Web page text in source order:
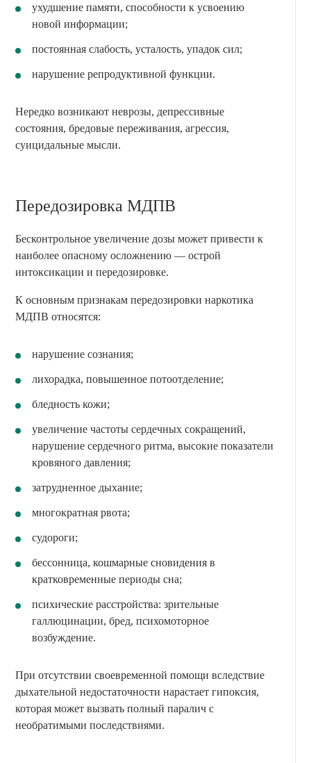
ухудшение памяти, способности к усвоению
новой информации;
постоянная слабость, усталость, упадок сил;
нарушение репродуктивной функции.
Нередко возникают неврозы, депрессивные
состояния, бредовые переживания, агрессия,
суицидальные мысли.
Передозировка МДПВ
Бесконтрольное увеличение дозы может привести к
наиболее опасному осложнению — острой
интоксикации и передозировке.
К основным признакам передозировки наркотика
МДПВ относятся:
нарушение сознания;
лихорадка, повышенное потоотделение;
бледность кожи;
увеличение частоты сердечных сокращений,
нарушение сердечного ритма, высокие показатели
кровяного давления;
затрудненное дыхание;
многократная рвота;
судороги;
бессонница, кошмарные сновидения в
кратковременные периоды сна;
психические расстройства: зрительные
галлюцинации, бред, психомоторное
возбуждение.
При отсутствии своевременной помощи вследствие
дыхательной недостаточности нарастает гипоксия,
которая может вызвать полный паралич с
необратимыми последствиями.